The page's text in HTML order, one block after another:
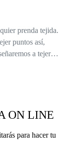
prenda tejida.
puntos así,
a tejer…
ON LINE
para hacer tu